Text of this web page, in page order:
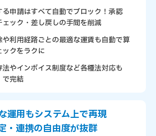
る申請はすべて自動でブロック！承認
ェック・差し戻しの手間を削減
や利用経路ごとの最適な運賃も自動で算
クをラクに
法やインボイス制度など各種法対応も
で完結
運用もシステム上で再現
・連携の自由度が抜群